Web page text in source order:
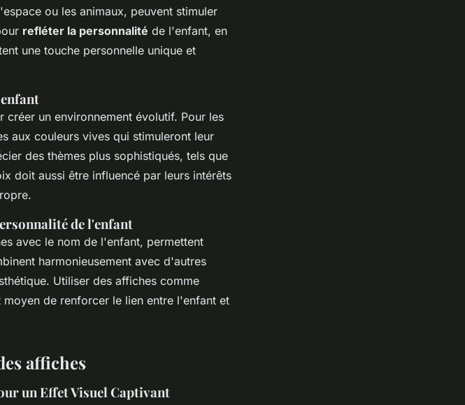
ou les animaux, peuvent stimuler
refléter la personnalité de l'enfant, en
une touche personnelle unique et
un environnement évolutif. Pour les
aux couleurs vives qui stimuleront leur
des thèmes plus sophistiqués, tels que
doit aussi être influencé par leurs intérêts
de l'enfant
avec le nom de l'enfant, permettent
harmonieusement avec d'autres
Utiliser des affiches comme
de renforcer le lien entre l'enfant et
affiches
un Effet Visuel Captivant